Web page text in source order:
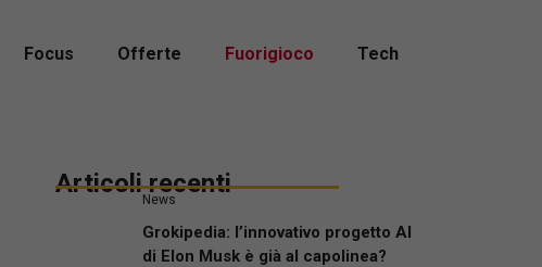
Focus Offerte Fuorigioco Tech
Articoli recenti
News
Grokipedia: l’innovativo progetto AI
di Elon Musk è già al capolinea?